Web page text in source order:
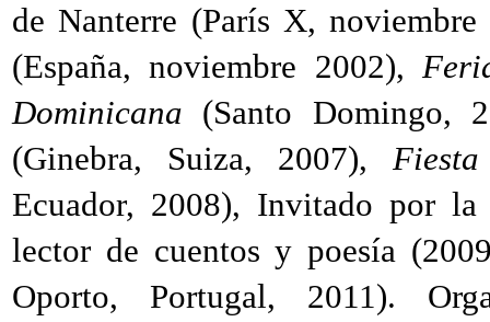
de Nanterre (París X,
(España, noviembre 2002),
Dominicana (Santo Domingo,
(Ginebra, Suiza, 2007),
Ecuador, 2008), Invitado por la
lector de cuentos y poesía
Oporto, Portugal, 2011).